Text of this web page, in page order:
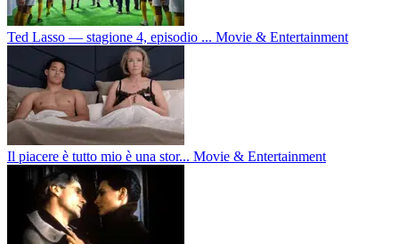
Ted Lasso — stagione 4, episodio ... Movie & Entertainment
Il piacere è tutto mio è una stor... Movie & Entertainment